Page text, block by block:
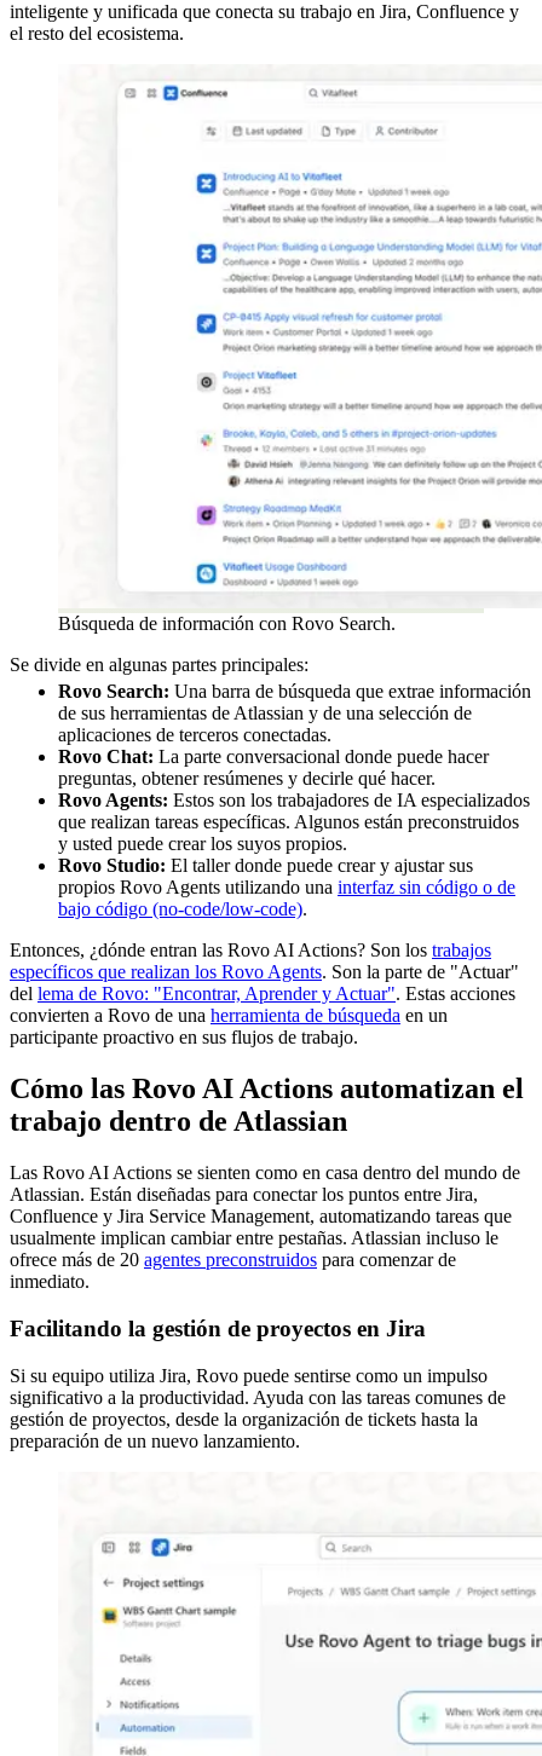
inteligente y unificada que conecta su trabajo en Jira, Confluence y
el resto del ecosistema.
Búsqueda de información con Rovo Search.
Se divide en algunas partes principales:
Rovo Search: Una barra de búsqueda que extrae información
de sus herramientas de Atlassian y de una selección de
aplicaciones de terceros conectadas.
Rovo Chat: La parte conversacional donde puede hacer
preguntas, obtener resúmenes y decirle qué hacer.
Rovo Agents: Estos son los trabajadores de IA especializados
que realizan tareas específicas. Algunos están preconstruidos
y usted puede crear los suyos propios.
Rovo Studio: El taller donde puede crear y ajustar sus
propios Rovo Agents utilizando una interfaz sin código o de
bajo código (no-code/low-code).
Entonces, ¿dónde entran las Rovo AI Actions? Son los trabajos
específicos que realizan los Rovo Agents. Son la parte de "Actuar"
del lema de Rovo: "Encontrar, Aprender y Actuar". Estas acciones
convierten a Rovo de una herramienta de búsqueda en un
participante proactivo en sus flujos de trabajo.
Cómo las Rovo AI Actions automatizan el
trabajo dentro de Atlassian
Las Rovo AI Actions se sienten como en casa dentro del mundo de
Atlassian. Están diseñadas para conectar los puntos entre Jira,
Confluence y Jira Service Management, automatizando tareas que
usualmente implican cambiar entre pestañas. Atlassian incluso le
ofrece más de 20 agentes preconstruidos para comenzar de
inmediato.
Facilitando la gestión de proyectos en Jira
Si su equipo utiliza Jira, Rovo puede sentirse como un impulso
significativo a la productividad. Ayuda con las tareas comunes de
gestión de proyectos, desde la organización de tickets hasta la
preparación de un nuevo lanzamiento.